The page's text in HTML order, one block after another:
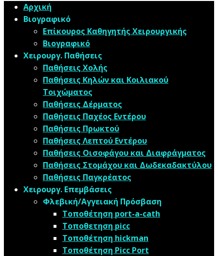
Αρχική
Βιογραφικό
Επίκουρος Καθηγητής Χειρουργικής
Βιογραφικό
Χειρουργ. Παθήσεις
Παθήσεις Χολής
Παθήσεις ​Κηλών και Κοιλιακού
Τοιχώματος
Παθήσεις Δέρματος
Παθήσεις Παχέος Εντέρου
Παθήσεις Πρωκτού
Παθήσεις Λεπτού Εντέρου
Παθήσεις Οισοφάγου και Διαφράγματος
Παθήσεις Στομάχου και Δωδεκαδακτύλου
Παθήσεις Παγκρέατος
Χειρουργ. Επεμβάσεις
Φλεβική/Αγγειακή Πρόσβαση
Τοποθέτηση port-a-cath
Τοποθετηση picc
Τοποθέτηση hickman
Τοποθέτηση Picc Port